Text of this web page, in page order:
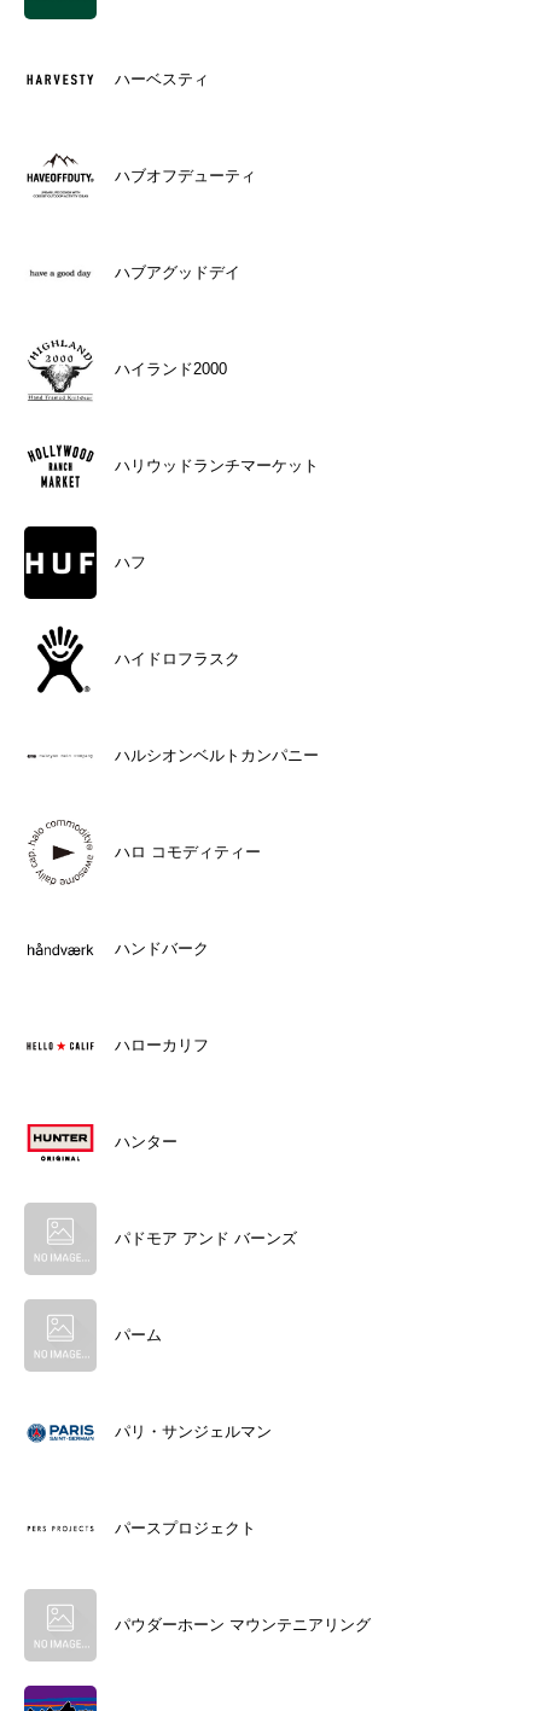
ハーベスティ
ハブオフデューティ
ハブアグッドデイ
ハイランド2000
ハリウッドランチマーケット
ハフ
ハイドロフラスク
ハルシオンベルトカンパニー
ハロ コモディティー
ハンドバーク
ハローカリフ
ハンター
パドモア アンド バーンズ
パーム
パリ・サンジェルマン
パースプロジェクト
パウダーホーン マウンテニアリング